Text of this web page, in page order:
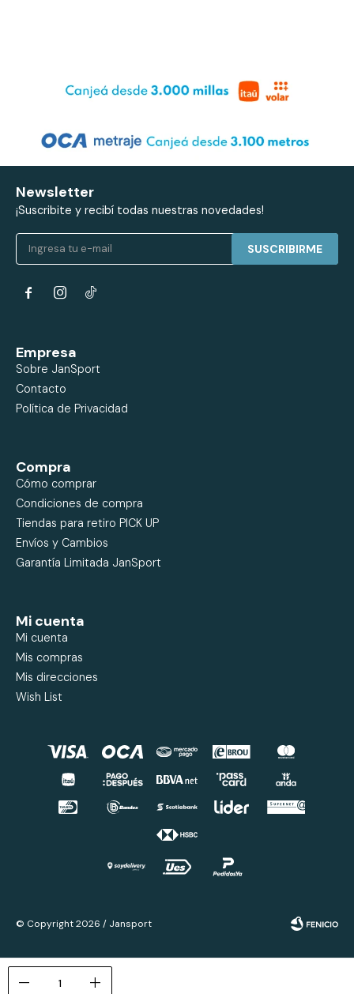
remove add
Newsletter
¡Suscribite y recibí todas nuestras novedades!
SUSCRIBIRME
 
Empresa
Sobre JanSport
Contacto
Política de Privacidad
Compra
Cómo comprar
Condiciones de compra
Tiendas para retiro PICK UP
Envíos y Cambios
Garantía Limitada JanSport
Mi cuenta
Mi cuenta
Mis compras
Mis direcciones
Wish List
© Copyright 2026 / Jansport